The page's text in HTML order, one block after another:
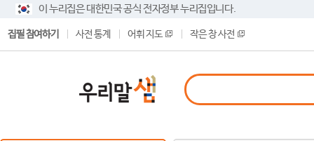
이 누리집은 대한민국 공식 전자정부 누리집입니다.
집필 참여하기 사전 통계 어휘 지도 작은 창 사전